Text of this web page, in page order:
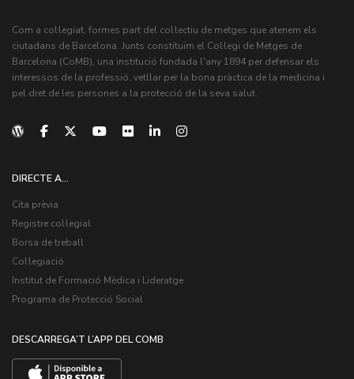
Com a col·legiat, formes part del col·lectiu de metges que atenem els
ciutadans de Barcelona. Junts constituïm el Col·legi de Metges de
Barcelona (CoMB), una institució fundada l'any 1894 per defensar els
interessos de la professió, vetllar per la bona pràctica de la medicina i
pel dret de les persones a la protecció de la seva salut.
DIRECTE A...
Cita prèvia
Registre col·legial
Borsa de treball
Col·legiació
Institut de Formació Mèdica i Lideratge
Programa de Protecció Social
DESCARREGA’T L’APP DEL COMB